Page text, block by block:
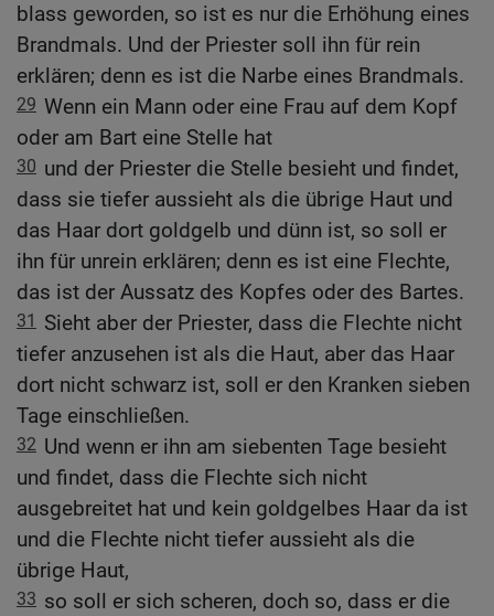
blass geworden, so ist es nur die Erhöhung eines
Brandmals. Und der Priester soll ihn für rein
erklären; denn es ist die Narbe eines Brandmals.
29 Wenn ein Mann oder eine Frau auf dem Kopf
oder am Bart eine Stelle hat
30 und der Priester die Stelle besieht und findet,
dass sie tiefer aussieht als die übrige Haut und
das Haar dort goldgelb und dünn ist, so soll er
ihn für unrein erklären; denn es ist eine Flechte,
das ist der Aussatz des Kopfes oder des Bartes.
31
Sieht aber der Priester, dass die Flechte nicht
tiefer anzusehen ist als die Haut, aber das Haar
dort nicht schwarz ist, soll er den Kranken sieben
Tage einschließen.
32 Und wenn er ihn am siebenten Tage besieht
und findet, dass die Flechte sich nicht
ausgebreitet hat und kein goldgelbes Haar da ist
und die Flechte nicht tiefer aussieht als die
übrige Haut,
33 so soll er sich scheren, doch so, dass er die